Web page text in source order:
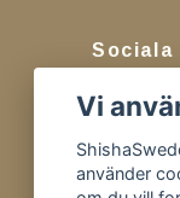
Sociala
Tiktok
Vi
använder